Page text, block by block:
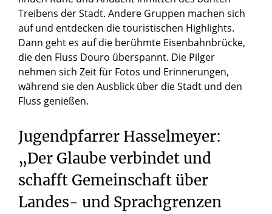
Treibens der Stadt. Andere Gruppen machen sich
auf und entdecken die touristischen Highlights.
Dann geht es auf die berühmte Eisenbahnbrücke,
die den Fluss Douro überspannt. Die Pilger
nehmen sich Zeit für Fotos und Erinnerungen,
während sie den Ausblick über die Stadt und den
Fluss genießen.
Jugendpfarrer Hasselmeyer:
„Der Glaube verbindet und
schafft Gemeinschaft über
Landes- und Sprachgrenzen